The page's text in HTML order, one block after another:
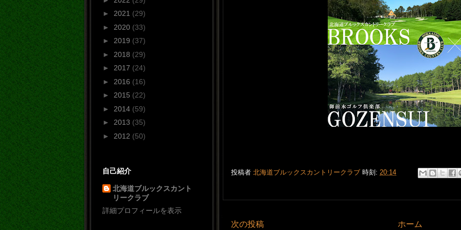
投稿者 北海道ブルックスカントリークラブ 時刻: 20:14
次の投稿 ホーム
► 2021 (29)
► 2020 (33)
► 2019 (37)
► 2018 (29)
► 2017 (24)
► 2016 (16)
► 2015 (22)
► 2014 (59)
► 2013 (35)
► 2012 (50)
自己紹介
北海道ブルックスカント
リークラブ
詳細プロフィールを表示